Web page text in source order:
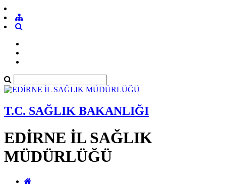
T.C. SAĞLIK BAKANLIĞI
EDİRNE İL SAĞLIK
MÜDÜRLÜĞÜ